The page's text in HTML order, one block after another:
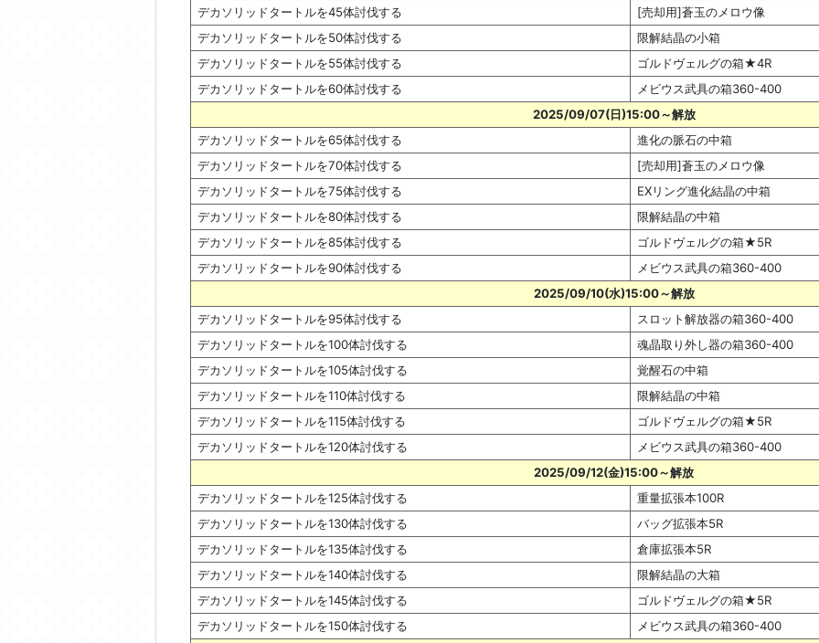
デカソリッドタートルを45体討伐する
[売却用]蒼玉のメロウ像
デカソリッドタートルを50体討伐する
限解結晶の小箱
デカソリッドタートルを55体討伐する
ゴルドヴェルグの箱★4R
デカソリッドタートルを60体討伐する
メビウス武具の箱360-400
2025/09/07(日)15:00～解放
デカソリッドタートルを65体討伐する
進化の脈石の中箱
デカソリッドタートルを70体討伐する
[売却用]蒼玉のメロウ像
デカソリッドタートルを75体討伐する
EXリング進化結晶の中箱
デカソリッドタートルを80体討伐する
限解結晶の中箱
デカソリッドタートルを85体討伐する
ゴルドヴェルグの箱★5R
デカソリッドタートルを90体討伐する
メビウス武具の箱360-400
2025/09/10(水)15:00～解放
デカソリッドタートルを95体討伐する
スロット解放器の箱360-400
デカソリッドタートルを100体討伐する
魂晶取り外し器の箱360-400
デカソリッドタートルを105体討伐する
覚醒石の中箱
デカソリッドタートルを110体討伐する
限解結晶の中箱
デカソリッドタートルを115体討伐する
ゴルドヴェルグの箱★5R
デカソリッドタートルを120体討伐する
メビウス武具の箱360-400
2025/09/12(金)15:00～解放
デカソリッドタートルを125体討伐する
重量拡張本100R
デカソリッドタートルを130体討伐する
バッグ拡張本5R
デカソリッドタートルを135体討伐する
倉庫拡張本5R
デカソリッドタートルを140体討伐する
限解結晶の大箱
デカソリッドタートルを145体討伐する
ゴルドヴェルグの箱★5R
デカソリッドタートルを150体討伐する
メビウス武具の箱360-400